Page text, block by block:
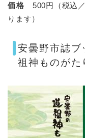
価格 500円（税込
ります）
安曇野市誌
祖神ものがた